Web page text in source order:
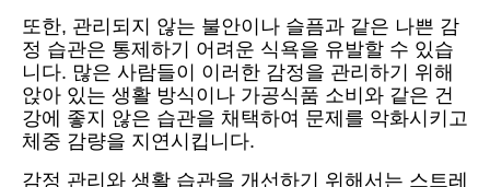
또한, 관리되지 않는 불안이나 슬픔과 같은 나쁜 감
정 습관은 통제하기 어려운 식욕을 유발할 수 있습
니다. 많은 사람들이 이러한 감정을 관리하기 위해
앉아 있는 생활 방식이나 가공식품 소비와 같은 건
강에 좋지 않은 습관을 채택하여 문제를 악화시키고
체중 감량을 지연시킵니다.
감정 관리와 생활 습관을 개선하기 위해서는 스트레